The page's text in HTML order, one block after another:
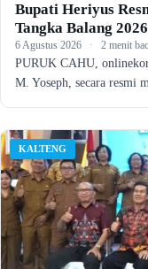
Bupati Heriyus
Tangka Balang 2026
6 Agustus 2026 · 2 menit
PURUK CAHU,
M. Yoseph, secara resmi
KALTENG